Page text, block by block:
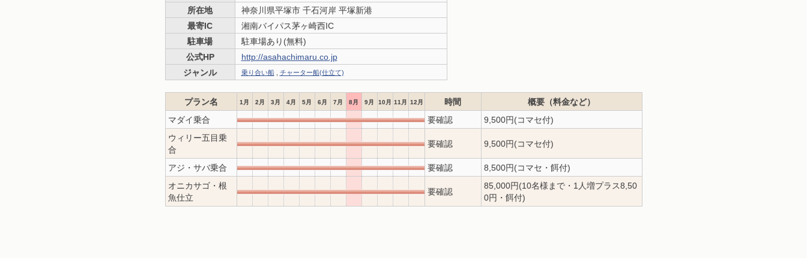
所在地
神奈川県平塚市 千石河岸 平塚新港
最寄IC
湘南バイパス茅ヶ崎西IC
駐車場
駐車場あり(無料)
公式HP
http://asahachimaru.co.jp
ジャンル
乗り合い船, チャーター船(仕立て)
プラン名 1月 2月 3月 4月 5月 6月 7月 8月 9月 10月 11月 12月 時間
概要（料金など）
マダイ乗合
要確認
9,500円(コマセ付)
ウィリー五目乗
合
要確認 9,500円(コマセ付)
アジ・サバ乗合 要確認
8,500円(コマセ・餌付)
オニカサゴ・根
魚仕立
要確認
85,000円(10名様まで・1人増プラス8,50
0円・餌付)